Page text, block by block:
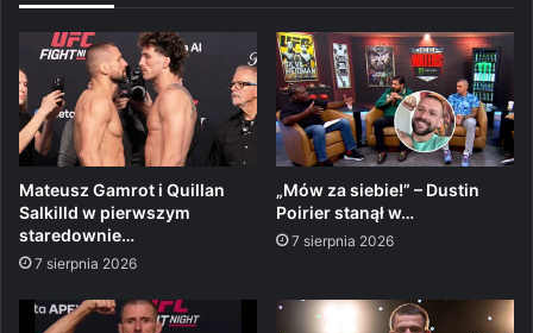
Mateusz Gamrot i Quillan
Salkilld w pierwszym
staredownie…
7 sierpnia 2026
„Mów za siebie!” – Dustin
Poirier stanął w…
7 sierpnia 2026